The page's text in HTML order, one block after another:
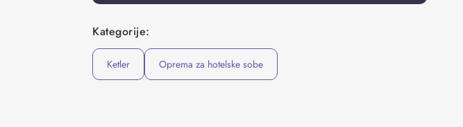
Kategorije:
Ketler Oprema za hotelske sobe